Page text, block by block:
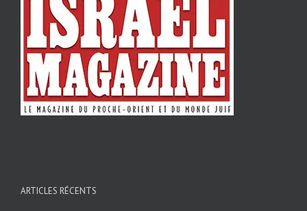
ARTICLES RÉCENTS